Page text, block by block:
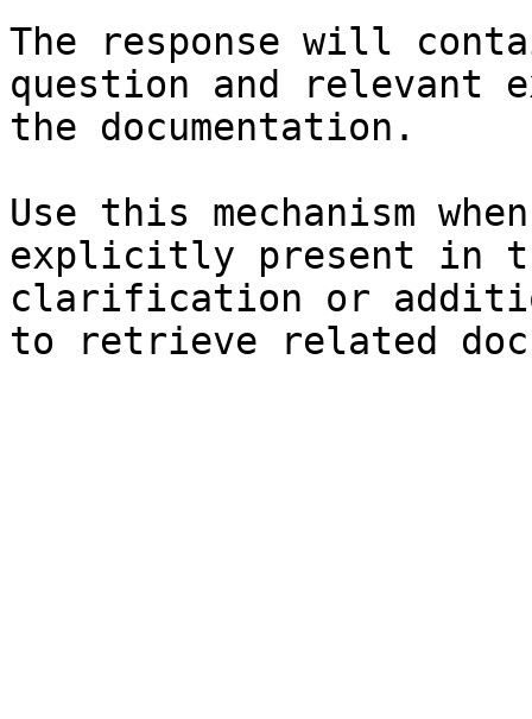
The response will
question and relevant
the documentation.
Use this mechanism
explicitly present in
clarification or